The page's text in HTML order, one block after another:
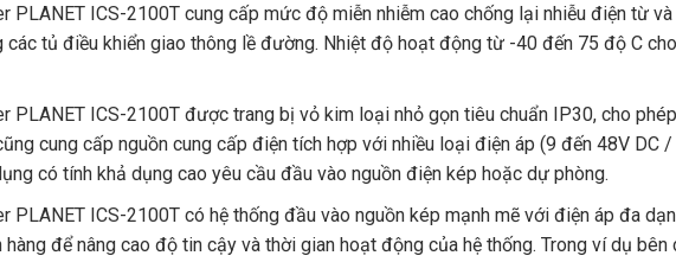
PLANET ICS-2100T cung cấp mức độ miễn nhiễm cao chống lại nhiễu điện từ
tủ điều khiển giao thông lề đường. Nhiệt độ hoạt động từ -40 đến 75 độ C
PLANET ICS-2100T được trang bị vỏ kim loại nhỏ gọn tiêu chuẩn IP30, cho
cung cấp nguồn cung cấp điện tích hợp với nhiều loại điện áp (9 đến 48V DC
có tính khả dụng cao yêu cầu đầu vào nguồn điện kép hoặc dự phòng.
PLANET ICS-2100T có hệ thống đầu vào nguồn kép mạnh mẽ với điện áp đa
để nâng cao độ tin cậy và thời gian hoạt động của hệ thống. Trong ví dụ